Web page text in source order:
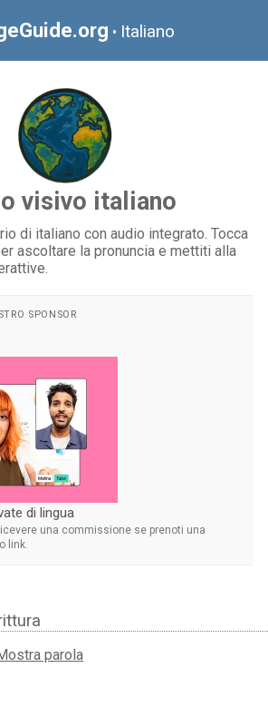
• Italiano
visivo italiano
di italiano con audio integrato. Tocca
ascoltare la pronuncia e mettiti alla
parola
SPONSOR
di lingua
una commissione se prenoti una
link.